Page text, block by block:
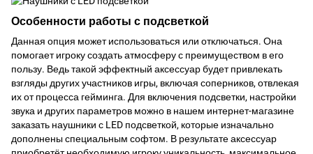
Особенности работы с подсветкой
Данная опция может использоваться или отключаться. Она
помогает игроку создать атмосферу с преимуществом в его
пользу. Ведь такой эффектный аксессуар будет привлекать
взгляды других участников игры, включая соперников, отвлекая
их от процесса гейминга. Для включения подсветки, настройки
звука и других параметров можно в нашем интернет-магазине
заказать наушники с LED подсветкой, которые изначально
дополнены специальным софтом. В результате аксессуар